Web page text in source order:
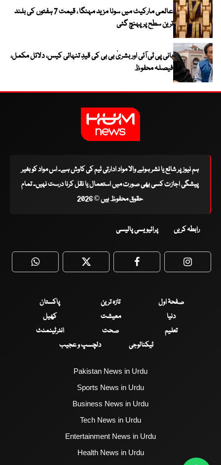
عالمی مارکیٹ میں سونا مزید مہنگا ، قیمت 7 ہفتوں کی بلند
ترین سطح پر پہنچ گئی
بانی پی ٹی آئی اور بشریٰ بی بی کی قیدِ تنہائی کیس، دلائل مکمل،
فیصلہ محفوظ
ہم نیوز پر شائع یا نشر ہونے والا مواد ادارتی ٹیم کی کاوش ہے۔ اس مواد کو بغیر
پیشگی اجازت کسی بھی صورت میں استعمال یا نقل کرنا درست نہیں۔ تمام
حقوق محفوظ ہیں © 2026
رابطہ کریں پرائیویسی پالیسی
WhatsApp Twitter Facebook
صفحۂ اول تازہ ترین
پاکستان
دنیا
معیشت
کھیل
تعلیم
صحت
انٹرٹینمنٹ
ٹیکنالوجی
دلچسپ و عجیب
Pakistan News in Urdu
Sports News in Urdu
Business News in Urdu
Tech News in Urdu
Entertainment News in Urdu
Health News in Urdu